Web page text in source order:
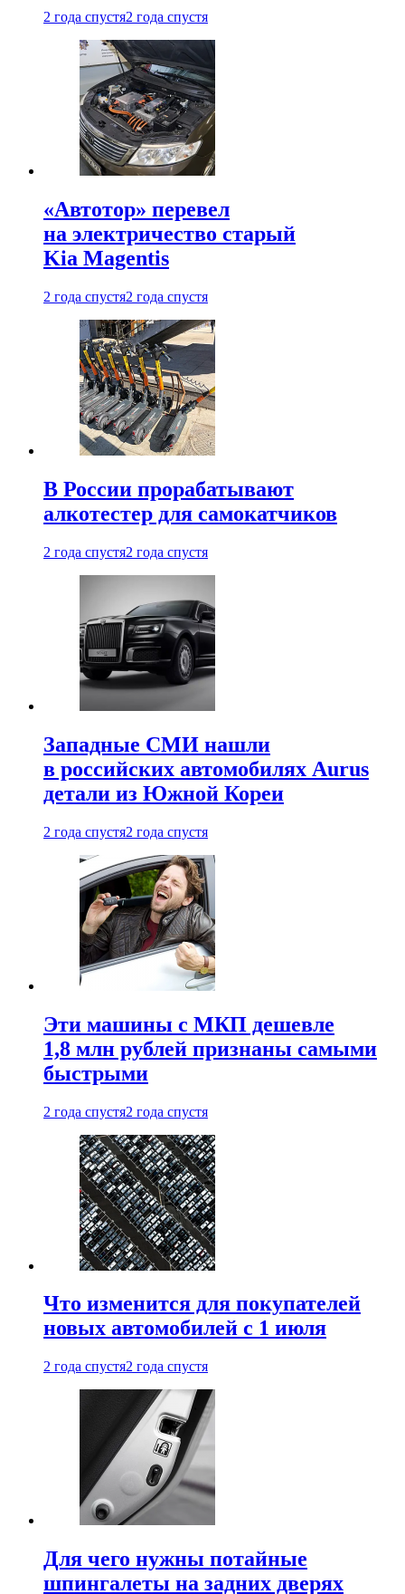
2 года спустя2 года спустя
«Автотор» перевел
на электричество старый
Kia Magentis
2 года спустя2 года спустя
В России прорабатывают
алкотестер для самокатчиков
2 года спустя2 года спустя
Западные СМИ нашли
в российских автомобилях Aurus
детали из Южной Кореи
2 года спустя2 года спустя
Эти машины с МКП дешевле
1,8 млн рублей признаны самыми
быстрыми
2 года спустя2 года спустя
Что изменится для покупателей
новых автомобилей с 1 июля
2 года спустя2 года спустя
Для чего нужны потайные
шпингалеты на задних дверях